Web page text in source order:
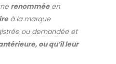
renomméeen
à la marque
ou demandée et
ou qu’il leur